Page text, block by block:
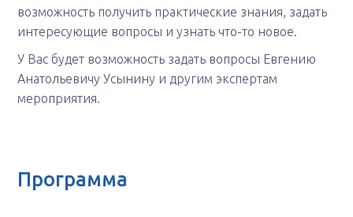
возможность получить практические знания, задать
интересующие вопросы и узнать что-то новое.
У Вас будет возможность задать вопросы Евгению
Анатольевичу Усынину и другим экспертам
мероприятия.
Программа